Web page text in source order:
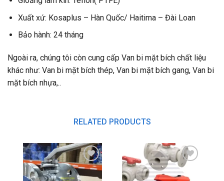
Xuất xứ: Kosaplus – Hàn Quốc/ Haitima – Đài Loan
Bảo hành: 24 tháng
Ngoài ra, chúng tôi còn cung cấp Van bi mặt bích chất liệu
khác như: Van bi mặt bích thép, Van bi mặt bích gang, Van bi
mặt bích nhựa,..
RELATED PRODUCTS